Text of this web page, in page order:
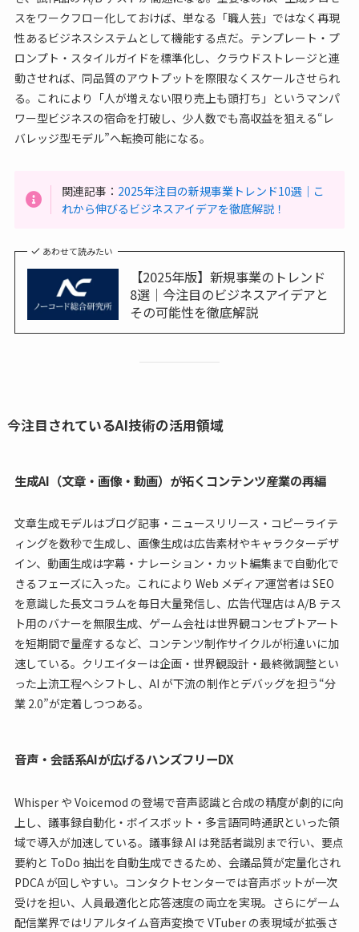
スをワークフロー化しておけば、単なる「職人芸」ではなく再現
性あるビジネスシステムとして機能する点だ。テンプレート・プ
ロンプト・スタイルガイドを標準化し、クラウドストレージと連
動させれば、同品質のアウトプットを際限なくスケールさせられ
る。これにより「人が増えない限り売上も頭打ち」というマンパ
ワー型ビジネスの宿命を打破し、少人数でも高収益を狙える“レ
バレッジ型モデル”へ転換可能になる。
関連記事： 2025年注目の新規事業トレンド10選｜こ
れから伸びるビジネスアイデアを徹底解説！
あわせて読みたい
【2025年版】新規事業のトレンド
8選｜今注目のビジネスアイデアと
その可能性を徹底解説
今注目されているAI技術の活用領域
生成AI（文章・画像・動画）が拓くコンテンツ産業の再編
文章生成モデルはブログ記事・ニュースリリース・コピーライテ
ィングを数秒で生成し、画像生成は広告素材やキャラクターデザ
イン、動画生成は字幕・ナレーション・カット編集まで自動化で
きるフェーズに入った。これにより Web メディア運営者は SEO
を意識した長文コラムを毎日大量発信し、広告代理店は A/B テス
ト用のバナーを無限生成、ゲーム会社は世界観コンセプトアート
を短期間で量産するなど、コンテンツ制作サイクルが桁違いに加
速している。クリエイターは企画・世界観設計・最終微調整とい
った上流工程へシフトし、AI が下流の制作とデバッグを担う“分
業 2.0”が定着しつつある。
音声・会話系AIが広げるハンズフリーDX
Whisper や Voicemod の登場で音声認識と合成の精度が劇的に向
上し、議事録自動化・ボイスボット・多言語同時通訳といった領
域で導入が加速している。議事録 AI は発話者識別まで行い、要点
要約と ToDo 抽出を自動生成できるため、会議品質が定量化され
PDCA が回しやすい。コンタクトセンターでは音声ボットが一次
受けを担い、人員最適化と応答速度の両立を実現。さらにゲーム
配信業界ではリアルタイム音声変換で VTuber の表現域が拡張さ